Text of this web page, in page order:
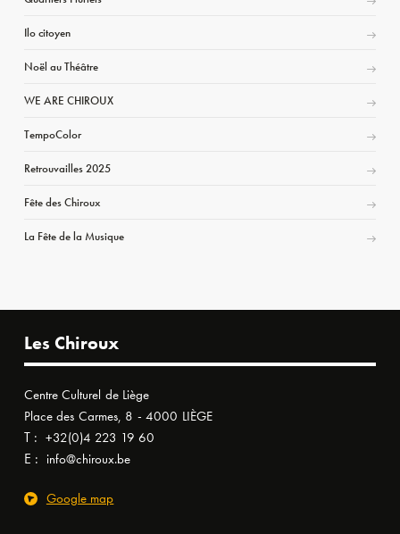
Ilo citoyen
Noël au Théâtre
WE ARE CHIROUX
TempoColor
Retrouvailles 2025
Fête des Chiroux
La Fête de la Musique
Les Chiroux
Centre Culturel de Liège
Place des Carmes, 8 - 4000 LIÈGE
T : +32(0)4 223 19 60
E : info@chiroux.be
Google map